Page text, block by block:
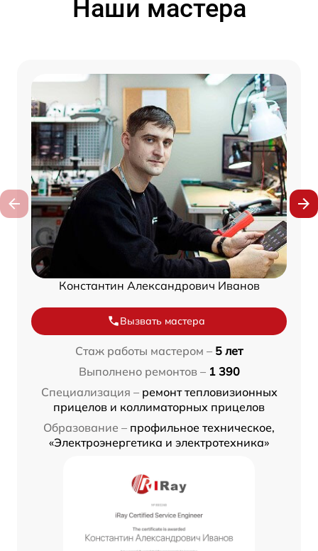
Наши мастера
Константин Александрович Иванов
Вызвать мастера
Стаж работы мастером – 5 лет
Выполнено ремонтов – 1 390
Специализация – ремонт тепловизионных
прицелов и коллиматорных прицелов
Образование – профильное техническое,
«Электроэнергетика и электротехника»